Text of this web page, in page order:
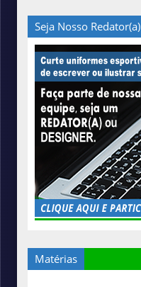
Seja Nosso Redator(a)
Matérias